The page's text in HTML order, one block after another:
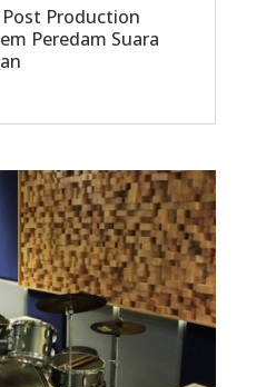
Production
Peredam Suara